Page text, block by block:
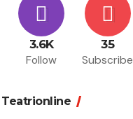
3.6K
Follow
35
Subscribe